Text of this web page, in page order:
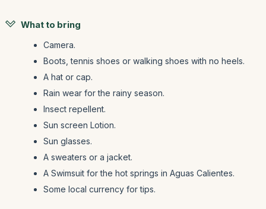
What to bring
Camera.
Boots, tennis shoes or walking shoes with no heels.
A hat or cap.
Rain wear for the rainy season.
Insect repellent.
Sun screen Lotion.
Sun glasses.
A sweaters or a jacket.
A Swimsuit for the hot springs in Aguas Calientes.
Some local currency for tips.